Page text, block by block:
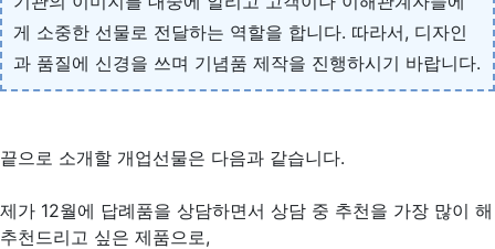
게 소중한 선물로 전달하는 역할을 합니다. 따라서, 디자인
과 품질에 신경을 쓰며 기념품 제작을 진행하시기 바랍니다.
끝으로 소개할 개업선물은 다음과 같습니다.
제가 12월에 답례품을 상담하면서 상담 중 추천을 가장 많이 해
추천드리고 싶은 제품으로,